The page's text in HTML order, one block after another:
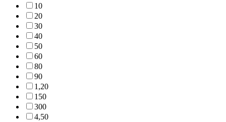
10
20
30
40
50
60
80
90
1,20
150
300
4,50